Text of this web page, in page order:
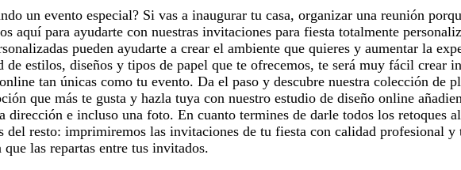
un evento especial? Si vas a inaugurar tu casa, organizar una reunión
aquí para ayudarte con nuestras invitaciones para fiesta totalmente
pueden ayudarte a crear el ambiente que quieres y aumentar la
de estilos, diseños y tipos de papel que te ofrecemos, te será muy fácil crear
tan únicas como tu evento. Da el paso y descubre nuestra colección de
que más te gusta y hazla tuya con nuestro estudio de diseño online
dirección e incluso una foto. En cuanto termines de darle todos los retoques
del resto: imprimiremos las invitaciones de tu fiesta con calidad profesional y
que las repartas entre tus invitados.